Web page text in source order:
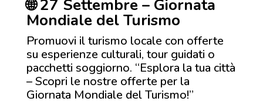
🌐 27 Settembre – Giornata
Mondiale del Turismo
Promuovi il turismo locale con offerte
su esperienze culturali, tour guidati o
pacchetti soggiorno. “Esplora la tua città
– Scopri le nostre offerte per la
Giornata Mondiale del Turismo!”